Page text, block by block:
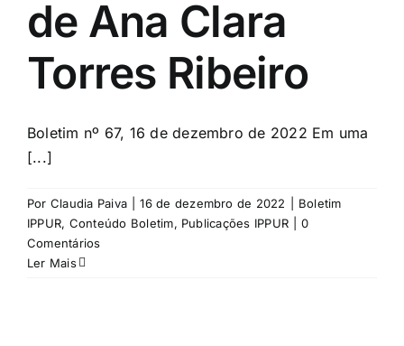
de Ana Clara
Torres Ribeiro
Boletim nº 67, 16 de dezembro de 2022 Em uma
[...]
Por Claudia Paiva 16 de dezembro de 2022
Boletim
IPPUR, Conteúdo Boletim, Publicações IPPUR
0
Comentários
Ler Mais